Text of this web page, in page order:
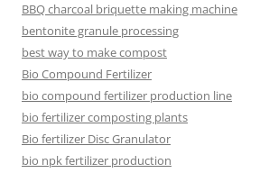
BBQ charcoal briquette making machine
bentonite granule processing
best way to make compost
Bio Compound Fertilizer
bio compound fertilizer production line
bio fertilizer composting plants
Bio fertilizer Disc Granulator
bio npk fertilizer production